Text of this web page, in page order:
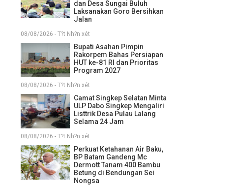
dan Desa Sungai Buluh
Laksanakan Goro Bersihkan
Jalan
08/08/2026 - T?t Nh?n xét
Bupati Asahan Pimpin
Rakorpem Bahas Persiapan
HUT ke-81 RI dan Prioritas
Program 2027
08/08/2026 - T?t Nh?n xét
Camat Singkep Selatan Minta
ULP Dabo Singkep Mengaliri
Listtrik Desa Pulau Lalang
Selama 24 Jam
08/08/2026 - T?t Nh?n xét
Perkuat Ketahanan Air Baku,
BP Batam Gandeng Mc
Dermott Tanam 400 Bambu
Betung di Bendungan Sei
Nongsa